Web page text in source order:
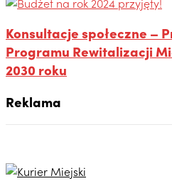
Konsultacje społeczne –
Programu Rewitalizacji
2030 roku
Reklama